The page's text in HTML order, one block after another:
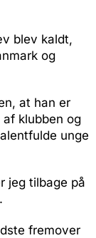
blev kaldt,
og
at han er
klubben og
unge
jeg tilbage på
fremover